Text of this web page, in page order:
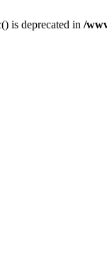
is deprecated in /